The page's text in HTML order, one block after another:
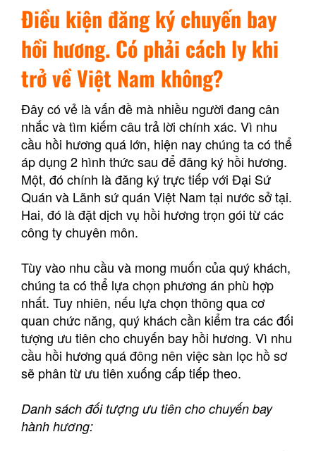
Điều kiện đăng ký chuyến bay
hồi hương. Có phải cách ly khi
trở về Việt Nam không?
Đây có vẻ là vấn đề mà nhiều người đang cân
nhắc và tìm kiếm câu trả lời chính xác. Vì nhu
cầu hồi hương quá lớn, hiện nay chúng ta có thể
áp dụng 2 hình thức sau để đăng ký hồi hương.
Một, đó chính là đăng ký trực tiếp với Đại Sứ
Quán và Lãnh sứ quán Việt Nam tại nước sở tại.
Hai, đó là đặt dịch vụ hồi hương trọn gói từ các
công ty chuyên môn.
Tùy vào nhu cầu và mong muốn của quý khách,
chúng ta có thể lựa chọn phương án phù hợp
nhất. Tuy nhiên, nếu lựa chọn thông qua cơ
quan chức năng, quý khách cần kiểm tra các đối
tượng ưu tiên cho chuyến bay hồi hương. Vì nhu
cầu hồi hương quá đông nên việc sàn lọc hồ sơ
sẽ phân từ ưu tiên xuống cấp tiếp theo.
Danh sách đối tượng ưu tiên cho chuyến bay
hành hương: